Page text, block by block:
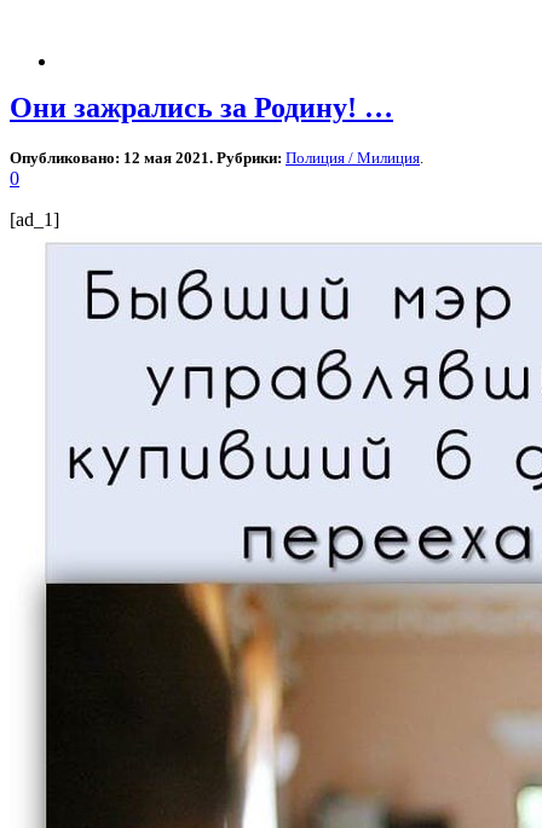
Они зажрались за Родину! …
Опубликовано: 12 мая 2021. Рубрики: Полиция / Милиция
0
[ad_1]